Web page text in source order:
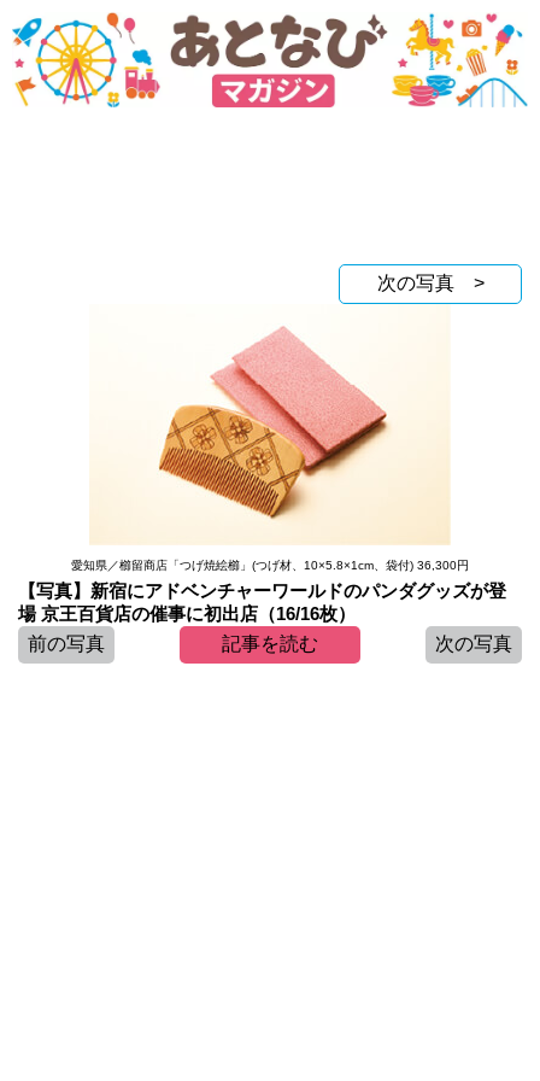
次の写真 >
愛知県／櫛留商店「つげ焼絵櫛」(つげ材、10×5.8×1cm、袋付) 36,300円
【写真】新宿にアドベンチャーワールドのパンダグッズが登
場 京王百貨店の催事に初出店（16/16枚）
前の写真
記事を読む 次の写真